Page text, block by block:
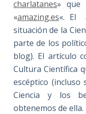
charlatanes» que
«amazing.es«. El
situación de la
parte de los
blog). El artículo
Cultura Científica
escéptico
Ciencia y los
obtenemos de ella.